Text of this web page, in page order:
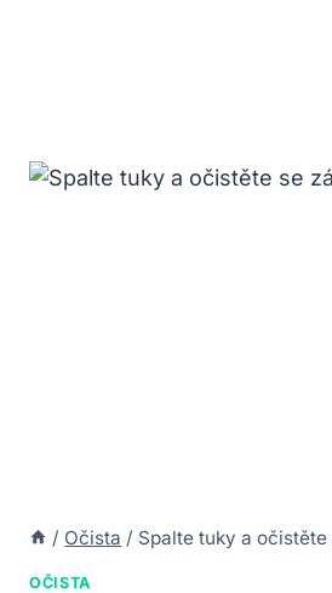
/ Očista / Spalte tuky a
OČISTA